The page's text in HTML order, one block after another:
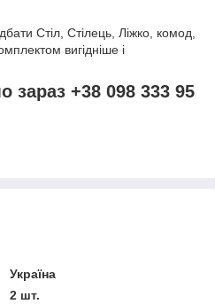
Стіл, Стілець, Ліжко, комод,
вигідніше і
зараз +38 098 333 95
Україна
2 шт.